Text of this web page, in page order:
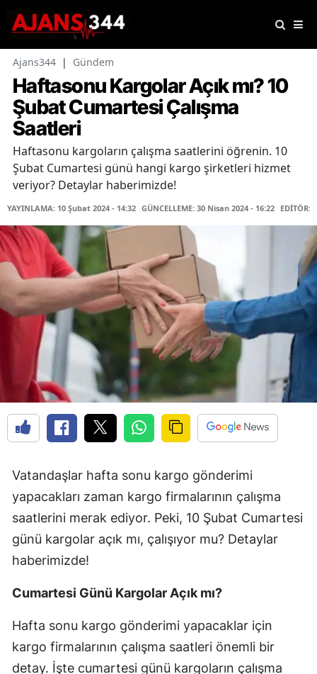
Ajans344 | Gündem
Haftasonu Kargolar Açık mı? 10
Şubat Cumartesi Çalışma
Saatleri
Haftasonu kargoların çalışma saatlerini öğrenin. 10
Şubat Cumartesi günü hangi kargo şirketleri hizmet
veriyor? Detaylar haberimizde!
YAYINLAMA: 10 Şubat 2024 - 14:32 GÜNCELLEME: 30 Nisan 2024 - 16:22 EDİTÖR:
Vatandaşlar hafta sonu kargo gönderimi
yapacakları zaman kargo firmalarının çalışma
saatlerini merak ediyor. Peki, 10 Şubat Cumartesi
günü kargolar açık mı, çalışıyor mu? Detaylar
haberimizde!
Cumartesi Günü Kargolar Açık mı?
Hafta sonu kargo gönderimi yapacaklar için
kargo firmalarının çalışma saatleri önemli bir
detay. İşte cumartesi günü kargoların çalışma